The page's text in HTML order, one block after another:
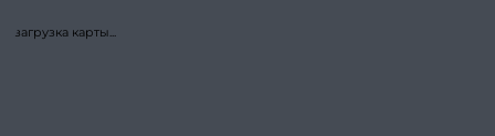
загрузка карты...